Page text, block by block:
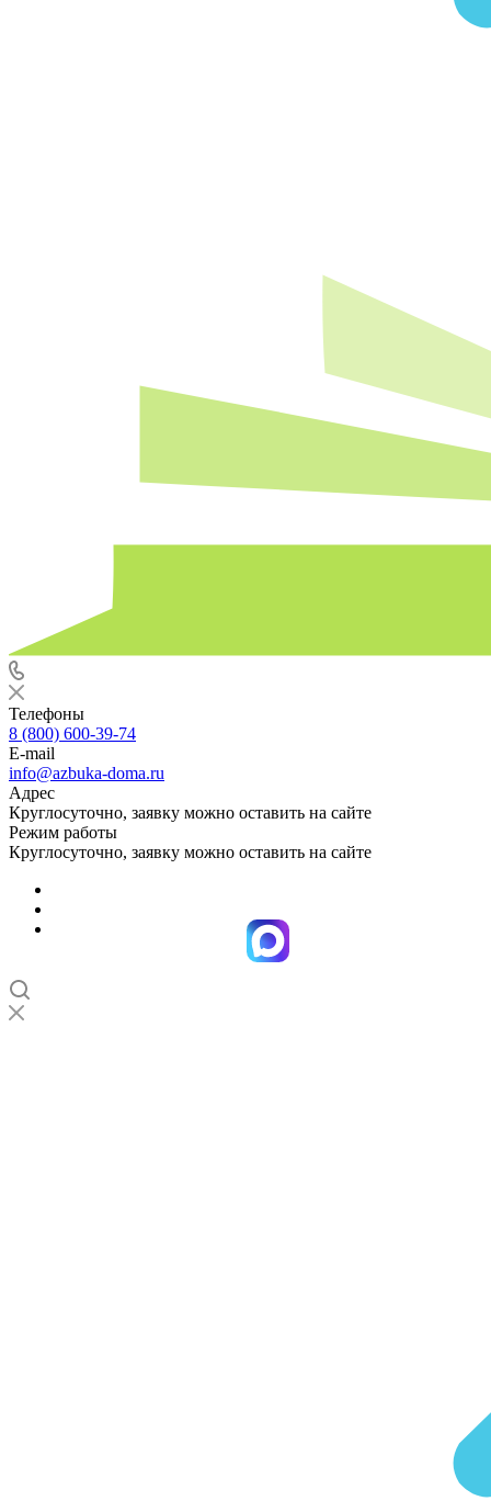
Телефоны
8 (800) 600-39-74
E-mail
info@azbuka-doma.ru
Адрес
Круглосуточно, заявку можно оставить на сайте
Режим работы
Круглосуточно, заявку можно оставить на сайте